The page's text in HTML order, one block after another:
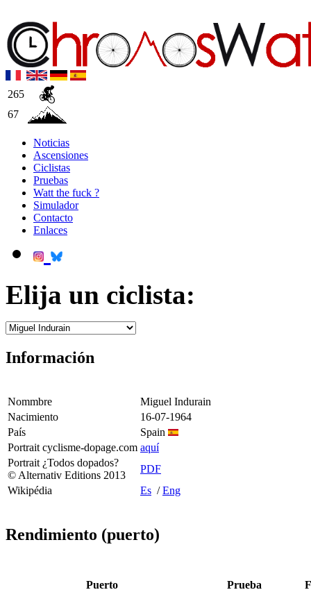
265
67
Noticias
Ascensiones
Ciclistas
Pruebas
Watt the fuck ?
Simulador
Contacto
Enlaces
Elija un ciclista:
Información
Nommbre
Miguel Indurain
Nacimiento
16-07-1964
País
Spain
Portrait cyclisme-dopage.com aquí
Portrait ¿Todos dopados?
© Alternativ Editions 2013
PDF
Wikipédia
Es /Eng
Rendimiento (puerto)
Puerto Prueba